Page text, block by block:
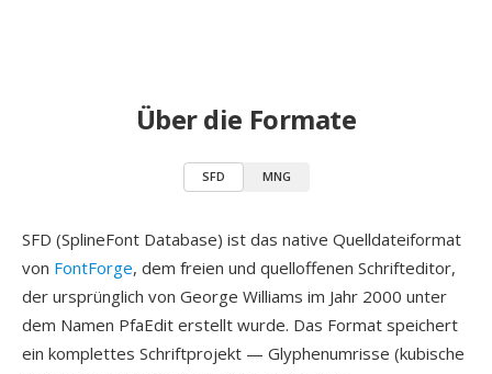
Über die Formate
SFD MNG
SFD (SplineFont Database) ist das native Quelldateiformat
von FontForge, dem freien und quelloffenen Schrifteditor,
der ursprünglich von George Williams im Jahr 2000 unter
dem Namen PfaEdit erstellt wurde. Das Format speichert
ein komplettes Schriftprojekt — Glyphenumrisse (kubische